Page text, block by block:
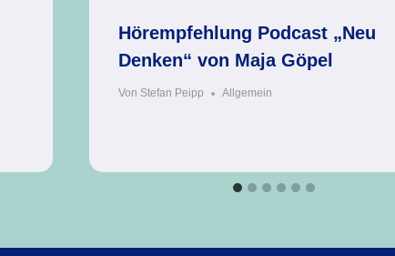
Hörempfehlung Podcast „Neu
Denken“ von Maja Göpel
Von Stefan Peipp Allgemein